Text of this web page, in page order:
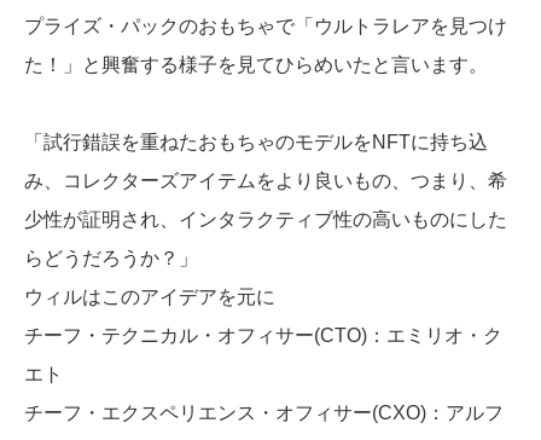
プライズ・パックのおもちゃで「ウルトラレアを見つけ
た！」と興奮する様子を見てひらめいたと言います。
「試行錯誤を重ねたおもちゃのモデルをNFTに持ち込
み、コレクターズアイテムをより良いもの、つまり、希
少性が証明され、インタラクティブ性の高いものにした
らどうだろうか？」
ウィルはこのアイデアを元に
チーフ・テクニカル・オフィサー(CTO)：エミリオ・ク
エト
チーフ・エクスペリエンス・オフィサー(CXO)：アルフ